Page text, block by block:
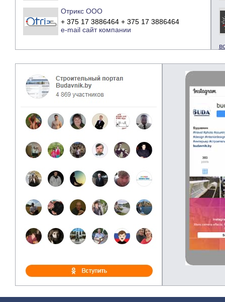
Отрикс ООО
+ 375 17 3886464 + 375 17 3886464
e-mail сайт компании